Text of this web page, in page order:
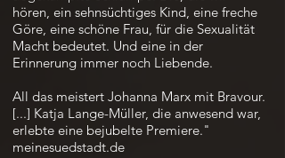
hören, ein sehnsüchtiges Kind, eine freche
Göre, eine schöne Frau, für die Sexualität
Macht bedeutet. Und eine in der
Erinnerung immer noch Liebende.
All das meistert Johanna Marx mit Bravour.
[...] Katja Lange-Müller, die anwesend war,
erlebte eine bejubelte Premiere."
meinesuedstadt.de